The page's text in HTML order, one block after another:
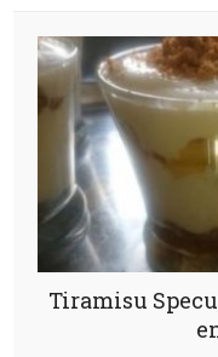
Tiramisu